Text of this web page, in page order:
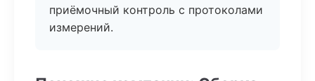
приёмочный контроль с протоколами
измерений.